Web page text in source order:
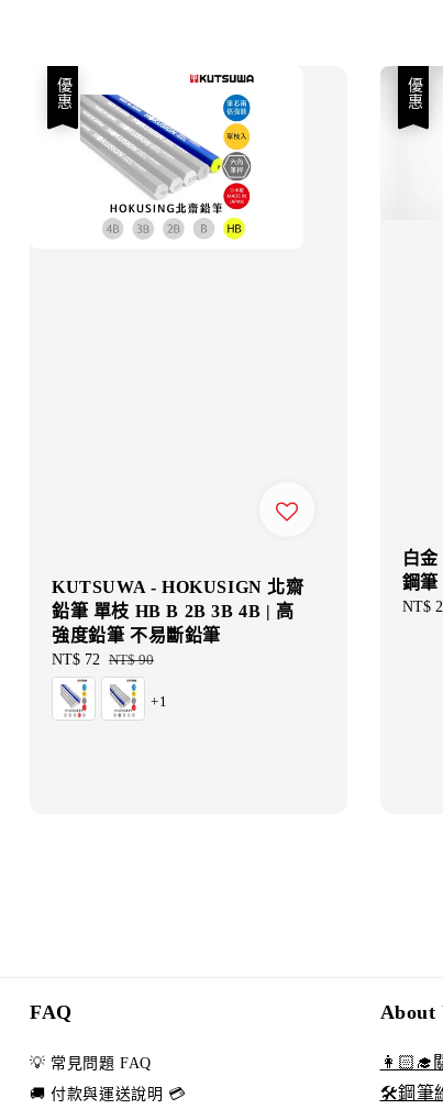
優惠
KUTSUWA - HOKUSIGN 北齋
鉛筆 單枝 HB B 2B 3B 4B | 高
強度鉛筆 不易斷鉛筆
Sale
price
NT$ 72 Regular
price
NT$ 90
+1
優惠
白
鋼筆
Sale
NT$
FAQ
💡 常見問題 FAQ
🚚 付款與運送說明 💳
About
👩🏻‍🎓
🛠️鋼筆